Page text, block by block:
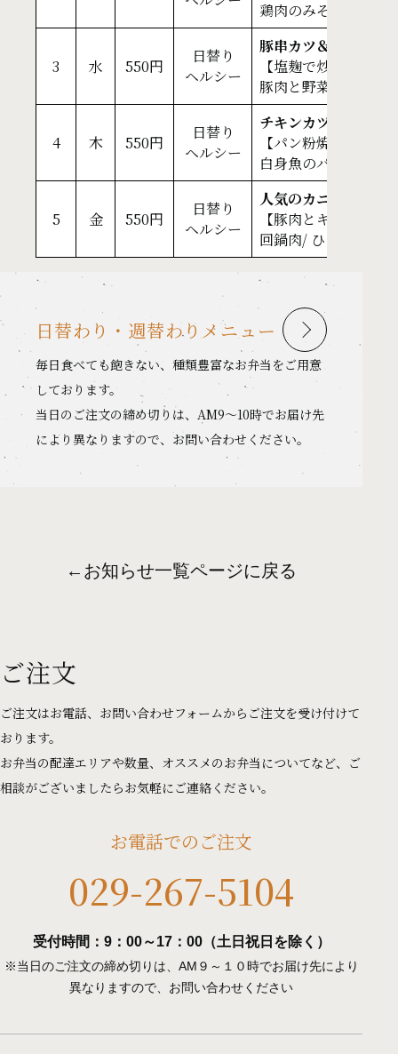
鶏肉のみそ焼き/ キ
3 水 550円
日替り
ヘルシー
豚串カツ＆豆腐ハン
【塩麹で炒め物もさ
豚肉と野菜の塩麹炒
4 木 550円
日替り
ヘルシー
チキンカツ＆栄養満
【パン粉焼きで揚げ
白身魚のパン粉焼き
5 金 550円
日替り
ヘルシー
人気のカニクリーム
【豚肉とキャベツ
回鍋肉/ ひじき煮/ 中
日替わり・週替わりメニュー
毎日食べても飽きない、種類豊富なお弁当をご用意
しております。
当日のご注文の締め切りは、AM9〜10時でお届け先
により異なりますので、お問い合わせください。
← お知らせ一覧ページに戻る
ご注文
ご注文はお電話、お問い合わせフォームからご注文を受け付けて
おります。
お弁当の配達エリアや数量、オススメのお弁当についてなど、ご
相談がございましたらお気軽にご連絡ください。
お電話でのご注文
029-267-5104
受付時間：9：00～17：00（土日祝日を除く）
※当日のご注文の締め切りは、AM９～１０時でお届け先により
異なりますので、お問い合わせください